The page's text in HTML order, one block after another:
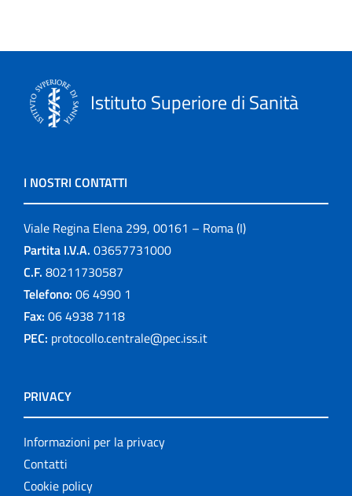
Istituto Superiore di Sanità
I NOSTRI CONTATTI
Viale Regina Elena 299, 00161 – Roma (I)
Partita I.V.A. 03657731000
C.F. 80211730587
Telefono: 06 4990 1
Fax: 06 4938 7118
PEC: protocollo.centrale@pec.iss.it
PRIVACY
Informazioni per la privacy
Contatti
Cookie policy